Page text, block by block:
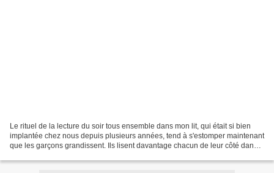
Le rituel de la lecture du soir tous ensemble dans mon lit, qui était si bien
implantée chez nous depuis plusieurs années, tend à s'estomper maintenant
que les garçons grandissent. Ils lisent davantage chacun de leur côté dans